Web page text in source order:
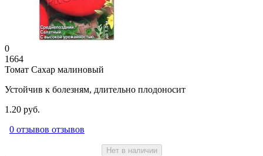
0
1664
Томат Сахар малиновый
Устойчив к болезням, длительно плодоносит
1.20 руб.
0 отзывов отзывов
Нет в наличии